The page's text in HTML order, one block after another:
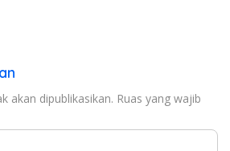
akan dipublikasikan. Ruas yang wajib